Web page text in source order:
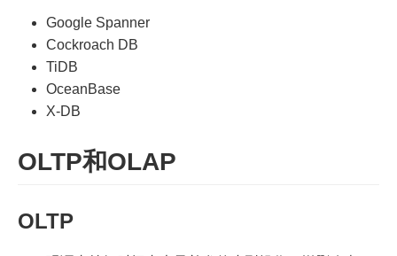
Google Spanner
Cockroach DB
TiDB
OceanBase
X-DB
OLTP和OLAP
OLTP